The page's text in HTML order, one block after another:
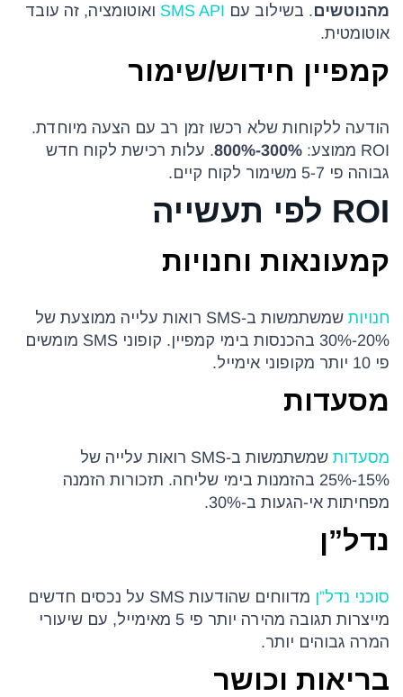
מהנוטשים. בשילוב עם SMS API ואוטומציה, זה עובד
אוטומטית.
קמפיין חידוש/שימור
הודעה ללקוחות שלא רכשו זמן רב עם הצעה מיוחדת.
ROI ממוצע:
300%-800%
. עלות רכישת לקוח חדש
גבוהה פי 5-7 משימור לקוח קיים.
ROI לפי תעשייה
קמעונאות וחנויות
חנויות
שמשתמשות ב-SMS רואות עלייה ממוצעת של
20%-30% בהכנסות בימי קמפיין. קופוני SMS מומשים
פי 10 יותר מקופוני אימייל.
מסעדות
מסעדות
שמשתמשות ב-SMS רואות עלייה של
15%-25% בהזמנות בימי שליחה. תזכורות הזמנה
מפחיתות אי-הגעות ב-30%.
נדל”ן
סוכני נדל”ן
מדווחים שהודעות SMS על נכסים חדשים
מייצרות תגובה מהירה יותר פי 5 מאימייל, עם שיעורי
המרה גבוהים יותר.
בריאות וכושר